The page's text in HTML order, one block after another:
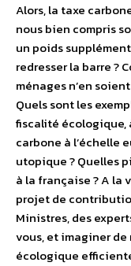
Alors, la taxe
nous bien compris
un poids
redresser la barre ?
ménages n’en
Quels sont les
fiscalité écologique,
carbone à l’échelle
utopique ? Quelles
à la française ? A la
projet de
Ministres, des
vous, et imaginer
écologique